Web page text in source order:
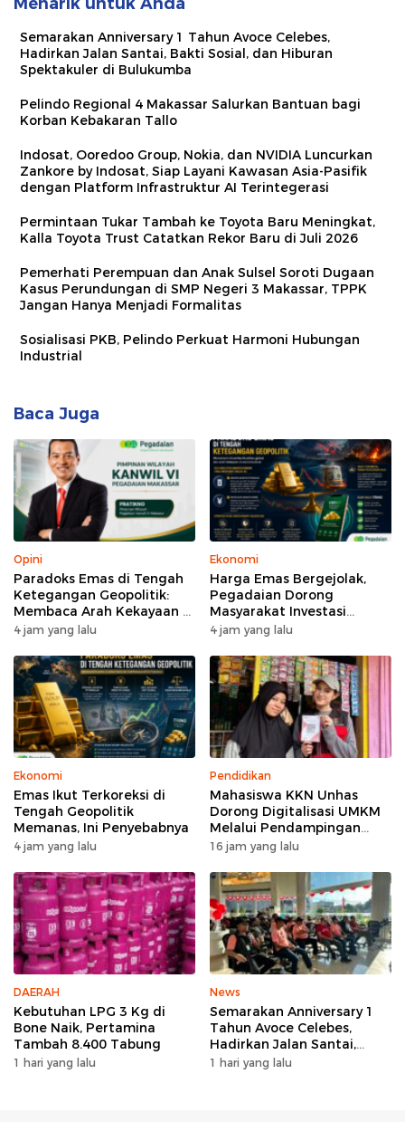
Semarakan Anniversary 1 Tahun Avoce Celebes,
Hadirkan Jalan Santai, Bakti Sosial, dan Hiburan
Spektakuler di Bulukumba
Pelindo Regional 4 Makassar Salurkan Bantuan bagi
Korban Kebakaran Tallo
Indosat, Ooredoo Group, Nokia, dan NVIDIA Luncurkan
Zankore by Indosat, Siap Layani Kawasan Asia-Pasifik
dengan Platform Infrastruktur AI Terintegerasi
Permintaan Tukar Tambah ke Toyota Baru Meningkat,
Kalla Toyota Trust Catatkan Rekor Baru di Juli 2026
Pemerhati Perempuan dan Anak Sulsel Soroti Dugaan
Kasus Perundungan di SMP Negeri 3 Makassar, TPPK
Jangan Hanya Menjadi Formalitas
Sosialisasi PKB, Pelindo Perkuat Harmoni Hubungan
Industrial
Baca Juga
Opini
Paradoks Emas di Tengah
Ketegangan Geopolitik:
Membaca Arah Kekayaan di
Era Turbulensi
4 jam yang lalu
Ekonomi
Harga Emas Bergejolak,
Pegadaian Dorong
Masyarakat Investasi
Secara Bertahap
4 jam yang lalu
Ekonomi
Emas Ikut Terkoreksi di
Tengah Geopolitik
Memanas, Ini Penyebabnya
4 jam yang lalu
Pendidikan
Mahasiswa KKN Unhas
Dorong Digitalisasi UMKM
Melalui Pendampingan
Pembuatan QRIS di Desa
16 jam yang lalu
DAERAH
Kebutuhan LPG 3 Kg di
Bone Naik, Pertamina
Tambah 8.400 Tabung
1 hari yang lalu
News
Semarakan Anniversary 1
Tahun Avoce Celebes,
Hadirkan Jalan Santai,
Bakti Sosial, dan Hiburan
1 hari yang lalu